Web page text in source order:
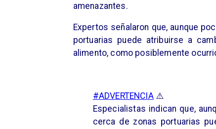
amenazantes.
Expertos señalaron que, aunque
portuarias puede atribuirse a
alimento, como posiblemente
#ADVERTENCIA⚠️⁠
Especialistas indican que,
cerca de zonas portuarias